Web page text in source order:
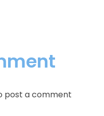
post a comment